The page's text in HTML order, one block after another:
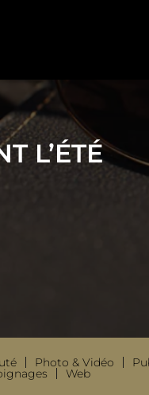
L’ÉTÉ
Photo & Vidéo
Web